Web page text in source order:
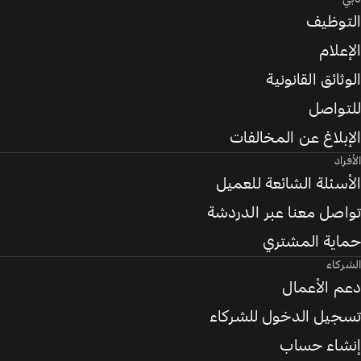
التوظيف
الإعلام
الوثائق القانونية
للتواصل
الإبلاغ عن المخالفات
الأفراد
الأسئلة الشائعة للعميل
تواصل معنا عبر الدردشة
حماية المشتري
الشركاء
دعم الأعمال
تسجيل الدخول للشركاء
إنشاء حساب